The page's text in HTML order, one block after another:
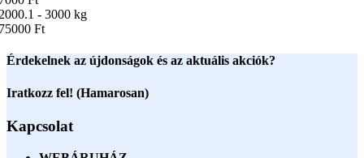
- 3000 kg
Ft
Érdekelnek az újdonságok és az aktuális akciók?
Iratkozz fel! (Hamarosan)
Kapcsolat